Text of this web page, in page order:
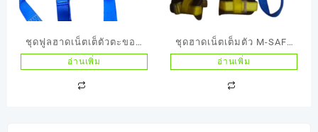
ชุดฟูลฮาดเน็ตเต็ตัวตะขอคู่
บิ๊กฮูกใหญ่ M-SAFE เป็นรุ่น4
อ่านเพิ่ม
ชุดฮาดเน็ตเต็มตัว M-SAFE
รุ่นK43 MS777 สายแบน
อ่านเพิ่ม